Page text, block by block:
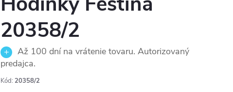
20358/2
Až 100 dní na vrátenie tovaru. Autorizovaný
predajca.
Kód: 20358/2